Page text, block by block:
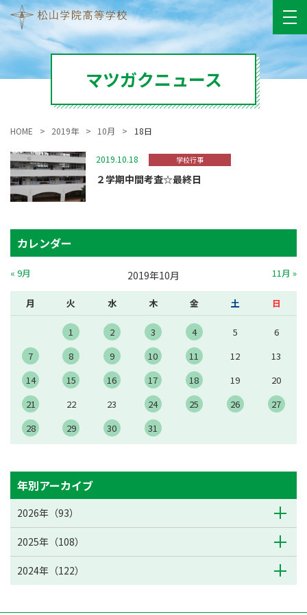
マツガクニュース
HOME 2019年 10月 18日
2019.10.18 学校行事
２学期中間考査☆最終日
カレンダー
2019年10月
月 火 水 木 金 土 日
1 2 3 4 5
6
7
8 9 10 11 12
13
14
15 16 17 18 19
20
21
22 23 24 25 26
27
28
29 30 31
« 9月 11月 »
年別アーカイブ
2026年（93）
2025年（108）
2024年（122）